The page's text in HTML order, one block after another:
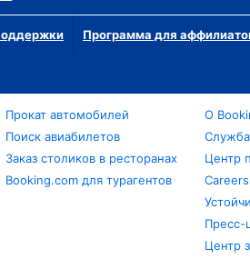
Программа для
Прокат автомобилей
Поиск авиабилетов
Заказ столиков в ресторанах
Booking.com для турагентов
О
Центр
Careers
Пресс-
Центр